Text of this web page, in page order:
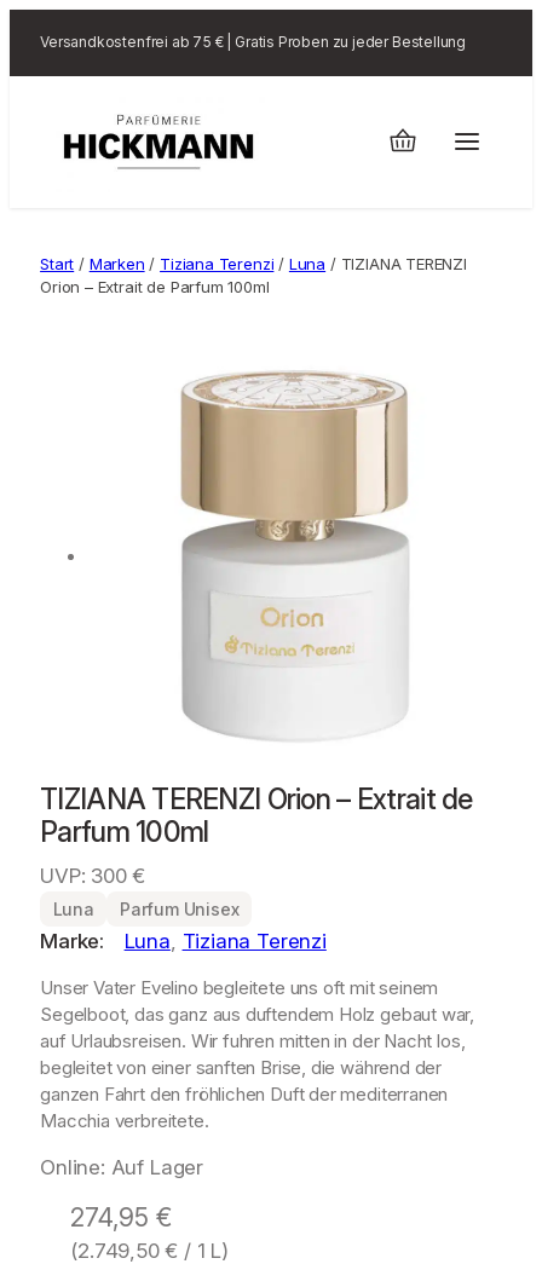
Versandkostenfrei ab 75 € | Gratis Proben zu jeder Bestellung
Start / Marken / Tiziana Terenzi / Luna / TIZIANA TERENZI
Orion – Extrait de Parfum 100ml
TIZIANA TERENZI Orion – Extrait de
Parfum 100ml
UVP: 300 €
Luna Parfum Unisex
Marke: Luna Tiziana Terenzi
Unser Vater Evelino begleitete uns oft mit seinem
Segelboot, das ganz aus duftendem Holz gebaut war,
auf Urlaubsreisen. Wir fuhren mitten in der Nacht los,
begleitet von einer sanften Brise, die während der
ganzen Fahrt den fröhlichen Duft der mediterranen
Macchia verbreitete.
Online: Auf Lager
274,95 €
(2.749,50€ / 1 L)